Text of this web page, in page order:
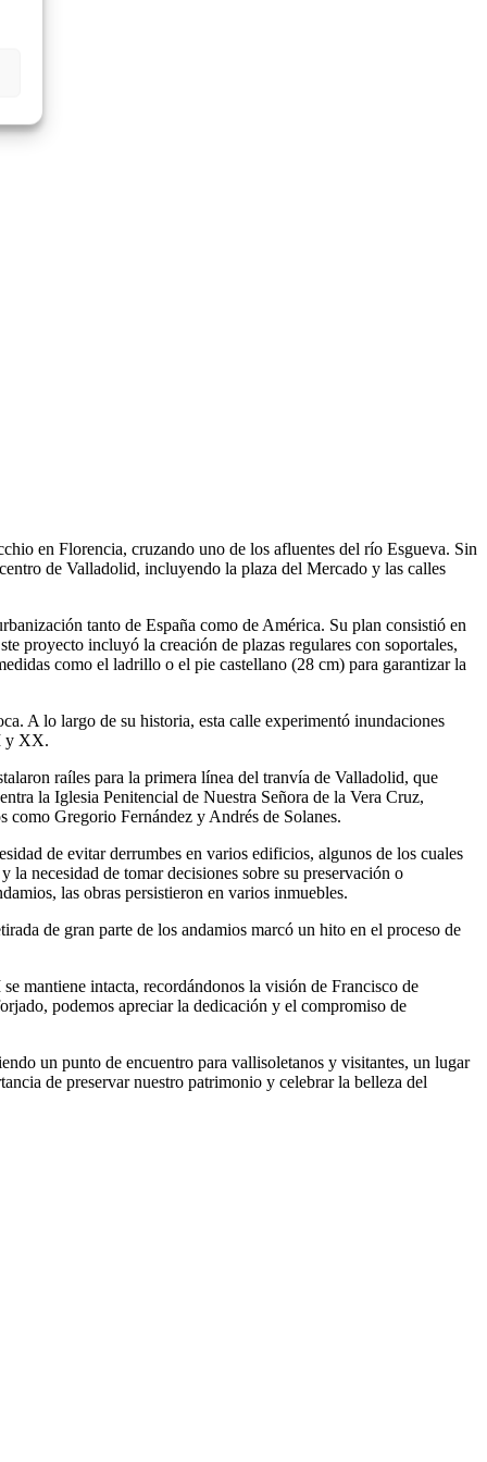
en Florencia, cruzando uno de los afluentes del río Esgueva. Sin
de Valladolid, incluyendo la plaza del Mercado y las calles
tanto de España como de América. Su plan consistió en
proyecto incluyó la creación de plazas regulares con soportales,
como el ladrillo o el pie castellano (28 cm) para garantizar la
A lo largo de su historia, esta calle experimentó inundaciones
y XX.
raíles para la primera línea del tranvía de Valladolid, que
la Iglesia Penitencial de Nuestra Señora de la Vera Cruz,
como Gregorio Fernández y Andrés de Solanes.
de evitar derrumbes en varios edificios, algunos de los cuales
necesidad de tomar decisiones sobre su preservación o
las obras persistieron en varios inmuebles.
de gran parte de los andamios marcó un hito en el proceso de
mantiene intacta, recordándonos la visión de Francisco de
podemos apreciar la dedicación y el compromiso de
un punto de encuentro para vallisoletanos y visitantes, un lugar
de preservar nuestro patrimonio y celebrar la belleza del